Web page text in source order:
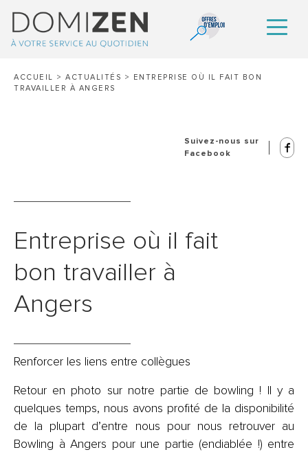
ACCUEIL > ACTUALITÉS >
ENTREPRISE OÙ IL FAIT BON
TRAVAILLER À ANGERS
Suivez-nous sur
Facebook
Entreprise où il fait
bon travailler à
Angers
Renforcer les liens entre collègues
Retour en photo sur notre partie de bowling ! Il y a
quelques temps, nous avons profité de la disponibilité
de la plupart d’entre nous pour nous retrouver au
Bowling à Angers pour une partie (endiablée !) entre